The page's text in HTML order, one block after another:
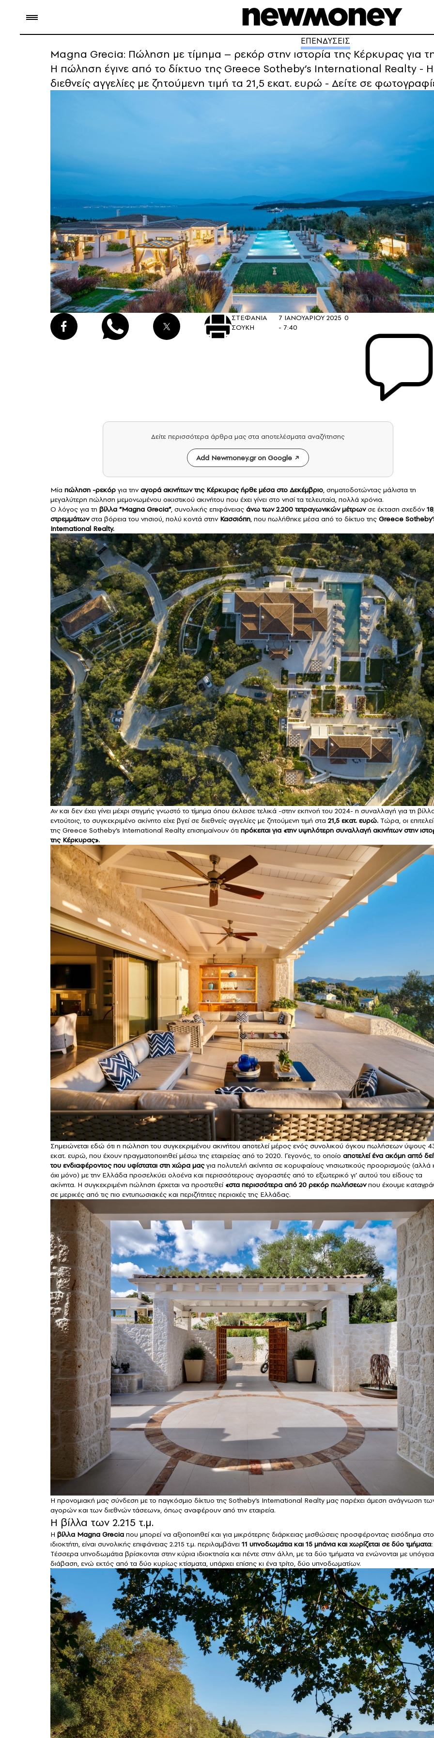
ΕΠΕΝΔΥΣΕΙΣ
Magna Grecia: Πώληση με τίμημα – ρεκόρ στην ιστορία της Κέρκυρας για
Η πώληση έγινε από το δίκτυο της Greece Sotheby’s International Realty - Η
διεθνείς αγγελίες με ζητούμενη τιμή τα 21,5 εκατ. ευρώ - Δείτε σε
ΣΤΕΦΑΝΙΑ
ΣΟΥΚΗ
7 ΙΑΝΟΥΑΡΙΟΥ 2025
- 7:40
0
Δείτε περισσότερα άρθρα μας στα αποτελέσματα αναζήτησης
Add Newmoney.gr on Google
Μία πώληση -ρεκόρ για τηναγορά ακινήτωντης Κέρκυραςήρθε μέσα στο Δεκέμβριο, σηματοδοτώντας μάλιστα τη
μεγαλύτερη πώληση μεμονωμένου οικιστικού ακινήτου που έχει γίνει στο νησί τα τελευταία, πολλά χρόνια.
Ο λόγος για τη βίλλα “Magna Grecia”, συνολικής επιφάνειας άνω των 2.200 τετραγωνικών μέτρωνσε έκταση σχεδόν
στρεμμάτωνστα βόρεια του νησιού, πολύ κοντά στην Κασσιόπη, που πωλήθηκε μέσα από το δίκτυο της Greece
International Realty.
Αν και δεν έχει γίνει μέχρι στιγμής γνωστό το τίμημα όπου έκλεισε τελικά -στην εκπνοή του 2024- η συναλλαγή για τη
εντούτοις, το συγκεκριμένο ακίνητο είχε βγεί σε διεθνείς αγγελίες με ζητούμενη τιμή στα 21,5 εκατ. ευρώ. Τώρα, οι
της Greece Sotheby’s International Realty επισημαίνουν ότι πρόκειται για «την υψηλότερη συναλλαγή ακινήτων στην
της Κέρκυρας».
Σημειώνεται εδώ ότι η πώληση του συγκεκριμένου ακινήτου αποτελεί μέρος ενός συνολικού όγκου πωλήσεων ύψους
εκατ. ευρώ, που έχουν πραγματοποιηθεί μέσω της εταιρείας από το 2020. Γεγονός, το οποίο αποτελεί ένα ακόμη απτό
του ενδιαφέροντος που υφίσταται στη χώρα μαςγια πολυτελή ακίνητα σε κορυφαίους νησιωτικούς προορισμούς (αλλά
όχι μόνο) με την Ελλάδα προσελκύει ολοένα και περισσότερους αγοραστές από το εξωτερικό γι’ αυτού του είδους τα
ακίνητα. Η συγκεκριμένη πώληση έρχεται να προστεθεί«στα περισσότερα από 20 ρεκόρ πωλήσεωνπου έχουμε
σε μερικές από τις πιο εντυπωσιακές και περιζήτητες περιοχές της Ελλάδας.
Η προνομιακή μας σύνδεση με το παγκόσμιο δίκτυο της Sotheby’s International Realty μας παρέχει άμεση ανάγνωση
αγορών και των διεθνών τάσεων», όπως αναφέρουν από την εταιρεία.
Η βίλλα των 2.215 τ.μ.
Η βίλλα Magna Grecia που μπορεί να αξιοποιηθεί και για μικρότερης διάρκειας μισθώσεις προσφέροντας εισόδημα
ιδιοκτήτη, είναι συνολικής επιφάνειας 2.215 τ.μ. περιλαμβάνει 11 υπνοδωμάτια και 15 μπάνια και χωρίζεται σε δύο τμήματα:
Τέσσερα υπνοδωμάτια βρίσκονται στην κύρια ιδιοκτησία και πέντε στην άλλη, με τα δύο τμήματα να ενώνονται με υπόγεια
διάβαση, ενώ εκτός από τα δύο κυρίως κτίσματα, υπάρχει επίσης κι ένα τρίτο, δύο υπνοδωματίων.